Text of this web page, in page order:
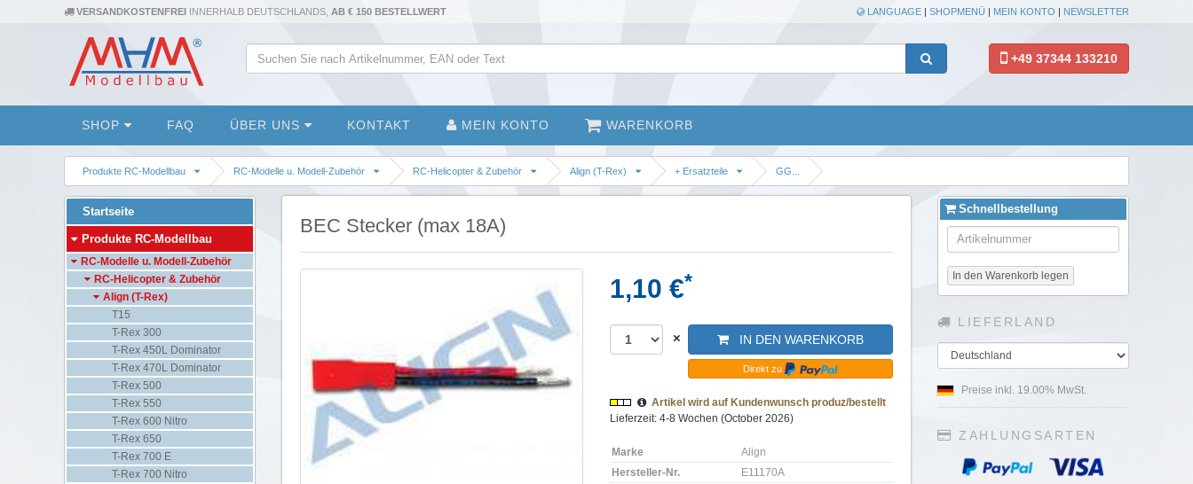
VERSANDKOSTENFREI INNERHALB DEUTSCHLANDS, AB € 150 BESTELLWERT LANGUAGE | SHOPMENÜ | MEIN KONTO | NEWSLETTER
+49 37344 133210
SHOP FAQ ÜBER UNS KONTAKT MEIN KONTO WARENKORB
Produkte RC-Modellbau RC-Modelle u. Modell-Zubehör RC-Helicopter & Zubehör Align (T-Rex) + Ersatzteile GG...
BEC Stecker (max 18A)
1,10 €*
× IN DEN WARENKORB
Direkt zu
Artikel wird auf Kundenwunsch produz/bestellt
Lieferzeit: 4-8 Wochen (October 2026)
Marke
Align
Hersteller-Nr.
E11170A
Startseite
Produkte RC-Modellbau
RC-Modelle u. Modell-Zubehör
RC-Helicopter & Zubehör
Align (T-Rex)
T15
T-Rex 300
T-Rex 450L Dominator
T-Rex 470L Dominator
T-Rex 500
T-Rex 550
T-Rex 600 Nitro
T-Rex 650
T-Rex 700 E
T-Rex 700 Nitro
Schnellbestellung
In den Warenkorb legen
LIEFERLAND
Land
Preise inkl. 19.00% MwSt.
ZAHLUNGSARTEN